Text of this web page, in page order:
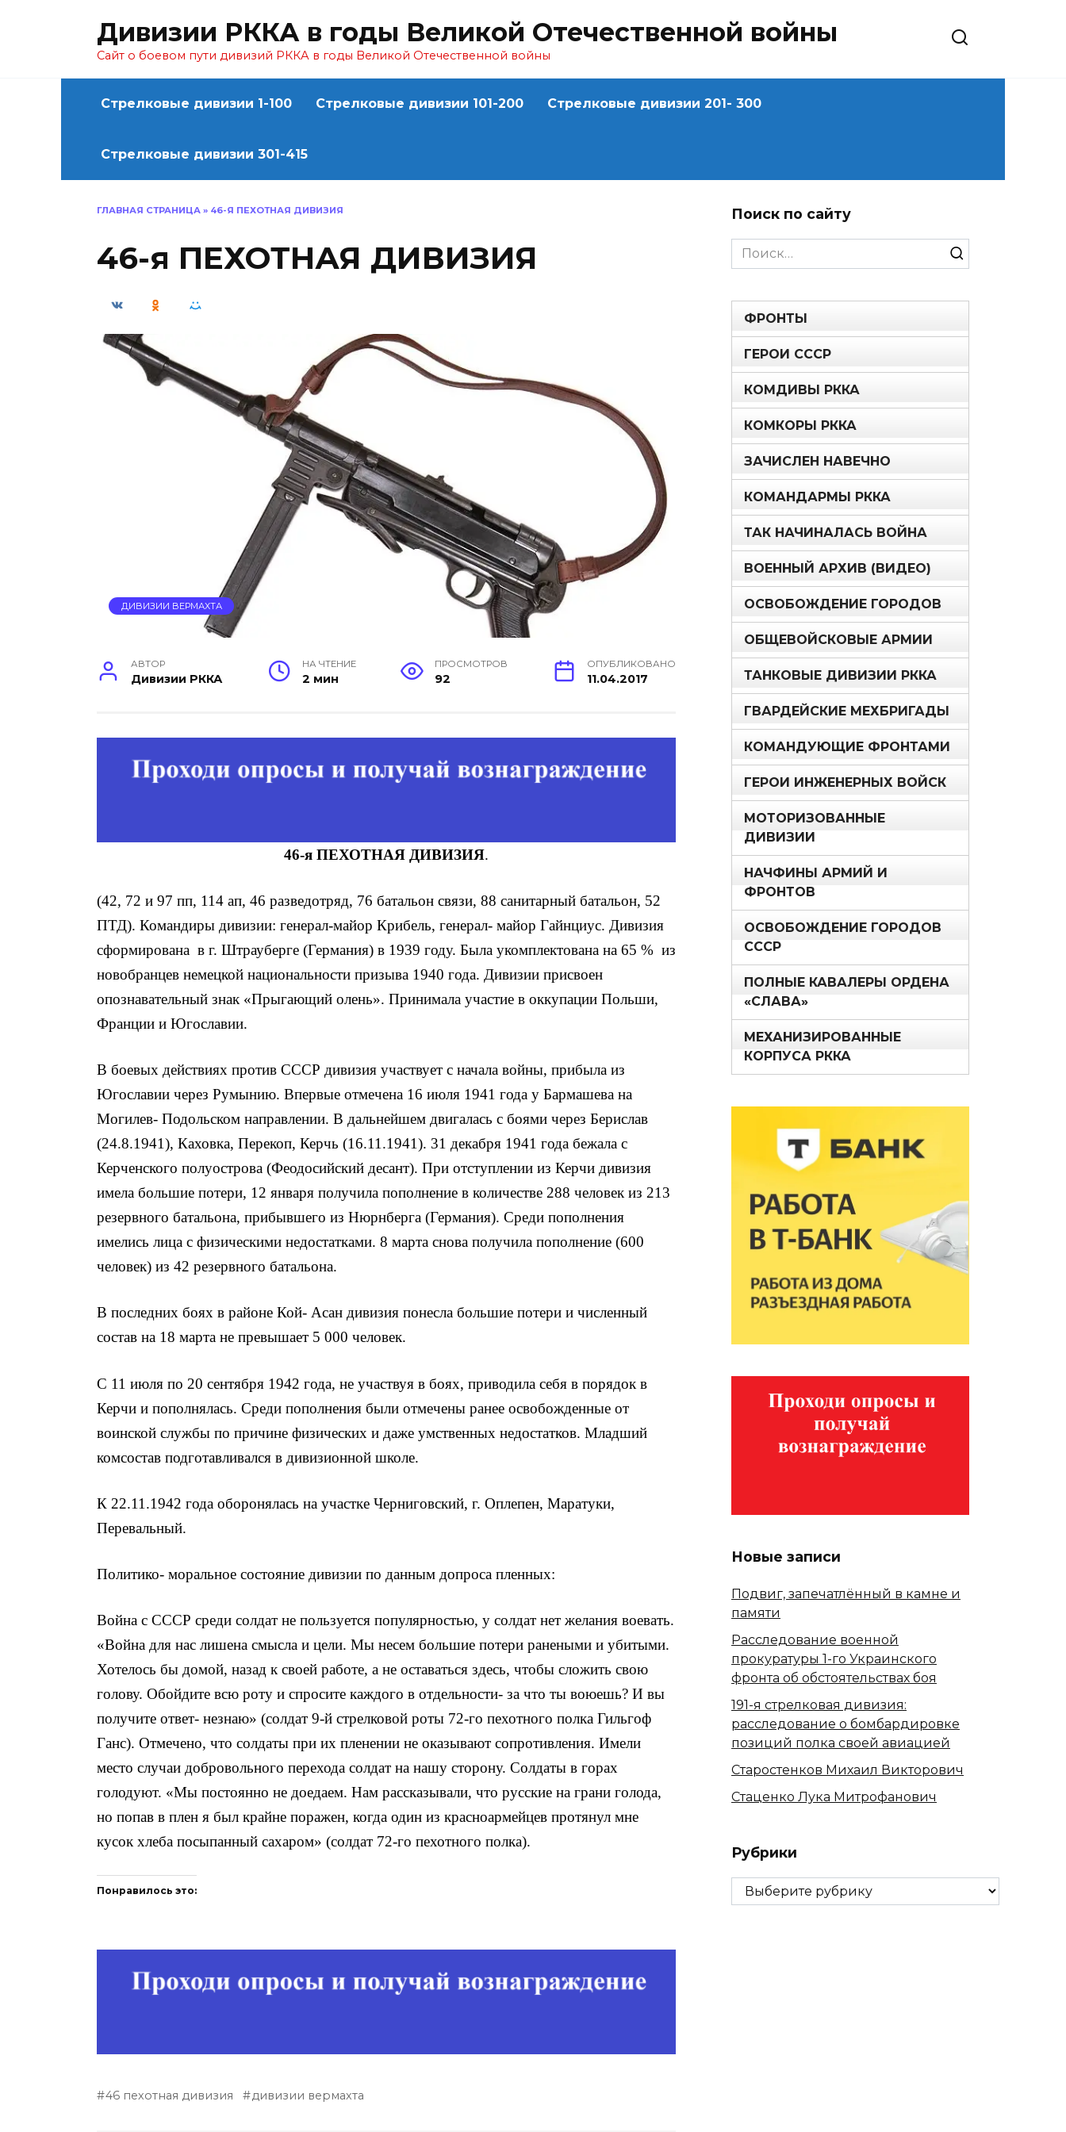
Дивизии РККА в годы Великой Отечественной войны
Сайт о боевом пути дивизий РККА в годы Великой Отечественной войны
Стрелковые дивизии 1-100 Стрелковые дивизии 101-200 Стрелковые дивизии 201- 300
Стрелковые дивизии 301-415
ГЛАВНАЯ СТРАНИЦА » 46-Я ПЕХОТНАЯ ДИВИЗИЯ
46-я ПЕХОТНАЯ ДИВИЗИЯ
ДИВИЗИИ ВЕРМАХТА
АВТОР
Дивизии РККА
НА ЧТЕНИЕ
2 мин
ПРОСМОТРОВ
92
ОПУБЛИКОВАНО
11.04.2017
46-я ПЕХОТНАЯ ДИВИЗИЯ.
(42, 72 и 97 пп, 114 ап, 46 разведотряд, 76 батальон связи, 88 санитарный батальон, 52
ПТД). Командиры дивизии: генерал-майор Крибель, генерал- майор Гайнциус. Дивизия
сформирована в г. Штрауберге (Германия) в 1939 году. Была укомплектована на 65 % из
новобранцев немецкой национальности призыва 1940 года. Дивизии присвоен
опознавательный знак «Прыгающий олень». Принимала участие в оккупации Польши,
Франции и Югославии.
В боевых действиях против СССР дивизия участвует с начала войны, прибыла из
Югославии через Румынию. Впервые отмечена 16 июля 1941 года у Бармашева на
Могилев- Подольском направлении. В дальнейшем двигалась с боями через Берислав
(24.8.1941), Каховка, Перекоп, Керчь (16.11.1941). 31 декабря 1941 года бежала с
Керченского полуострова (Феодосийский десант). При отступлении из Керчи дивизия
имела большие потери, 12 января получила пополнение в количестве 288 человек из 213
резервного батальона, прибывшего из Нюрнберга (Германия). Среди пополнения
имелись лица с физическими недостатками. 8 марта снова получила пополнение (600
человек) из 42 резервного батальона.
В последних боях в районе Кой- Асан дивизия понесла большие потери и численный
состав на 18 марта не превышает 5 000 человек.
С 11 июля по 20 сентября 1942 года, не участвуя в боях, приводила себя в порядок в
Керчи и пополнялась. Среди пополнения были отмечены ранее освобожденные от
воинской службы по причине физических и даже умственных недостатков. Младший
комсостав подготавливался в дивизионной школе.
К 22.11.1942 года оборонялась на участке Черниговский, г. Оплепен, Маратуки,
Перевальный.
Политико- моральное состояние дивизии по данным допроса пленных:
Война с СССР среди солдат не пользуется популярностью, у солдат нет желания воевать.
«Война для нас лишена смысла и цели. Мы несем большие потери ранеными и убитыми.
Хотелось бы домой, назад к своей работе, а не оставаться здесь, чтобы сложить свою
голову. Обойдите всю роту и спросите каждого в отдельности- за что ты воюешь? И вы
получите ответ- незнаю» (солдат 9-й стрелковой роты 72-го пехотного полка Гильгоф
Ганс). Отмечено, что солдаты при их пленении не оказывают сопротивления. Имели
место случаи добровольного перехода солдат на нашу сторону. Солдаты в горах
голодуют. «Мы постоянно не доедаем. Нам рассказывали, что русские на грани голода,
но попав в плен я был крайне поражен, когда один из красноармейцев протянул мне
кусок хлеба посыпанный сахаром» (солдат 72-го пехотного полка).
Понравилось это:
46 пехотная дивизия дивизии вермахта
Поиск по сайту
Search
for:
ФРОНТЫ
ГЕРОИ СССР
КОМДИВЫ РККА
КОМКОРЫ РККА
ЗАЧИСЛЕН НАВЕЧНО
КОМАНДАРМЫ РККА
ТАК НАЧИНАЛАСЬ ВОЙНА
ВОЕННЫЙ АРХИВ (ВИДЕО)
ОСВОБОЖДЕНИЕ ГОРОДОВ
ОБЩЕВОЙСКОВЫЕ АРМИИ
ТАНКОВЫЕ ДИВИЗИИ РККА
ГВАРДЕЙСКИЕ МЕХБРИГАДЫ
КОМАНДУЮЩИЕ ФРОНТАМИ
ГЕРОИ ИНЖЕНЕРНЫХ ВОЙСК
МОТОРИЗОВАННЫЕ
ДИВИЗИИ
НАЧФИНЫ АРМИЙ И
ФРОНТОВ
ОСВОБОЖДЕНИЕ ГОРОДОВ
СССР
ПОЛНЫЕ КАВАЛЕРЫ ОРДЕНА
«СЛАВА»
МЕХАНИЗИРОВАННЫЕ
КОРПУСА РККА
Новые записи
Подвиг, запечатлённый в камне и
памяти
Расследование военной
прокуратуры 1-го Украинского
фронта об обстоятельствах боя
191-я стрелковая дивизия:
расследование о бомбардировке
позиций полка своей авиацией
Старостенков Михаил Викторович
Стаценко Лука Митрофанович
Рубрики
Рубрики